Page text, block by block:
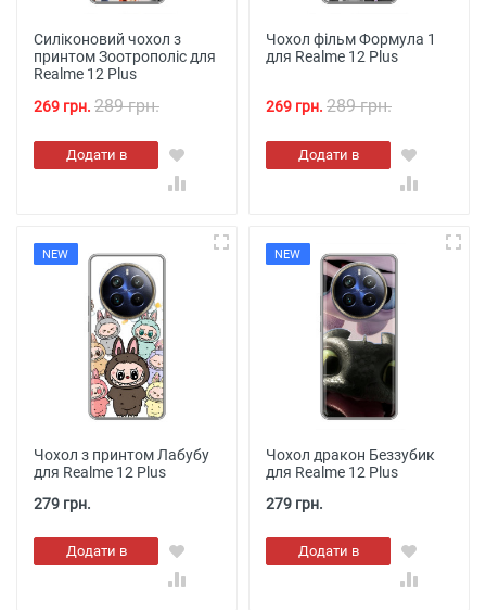
Силіконовий чохол з
принтом Зоотрополіс для
Realme 12 Plus
269 грн. 289 грн.
Додати в
кошик
Чохол фільм Формула 1
для Realme 12 Plus
269 грн. 289 грн.
Додати в
кошик
NEW
Чохол з принтом Лабубу
для Realme 12 Plus
279 грн.
Додати в
кошик
NEW
Чохол дракон Беззубик
для Realme 12 Plus
279 грн.
Додати в
кошик